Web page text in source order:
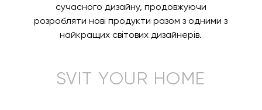
сучасного дизайну, продовжуючи
розробляти нові продукти разом з одними з
найкращих світових дизайнерів.
SVIT YOUR HOME